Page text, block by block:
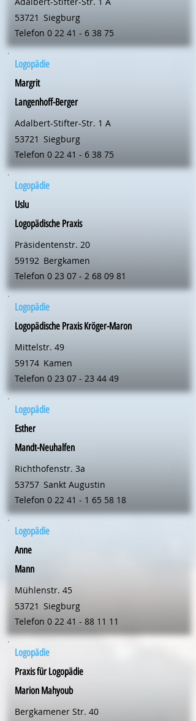
53721 Siegburg
Telefon 0 22 41 - 6 38 75
Logopädie
Margrit
Langenhoff-Berger
Adalbert-Stifter-Str. 1 A
53721 Siegburg
Telefon 0 22 41 - 6 38 75
Logopädie
Uslu
Logopädische Praxis
Präsidentenstr. 20
59192 Bergkamen
Telefon 0 23 07 - 2 68 09 81
Logopädie
Logopädische Praxis Kröger-Maron
Mittelstr. 49
59174 Kamen
Telefon 0 23 07 - 23 44 49
Logopädie
Esther
Mandt-Neuhalfen
Richthofenstr. 3a
53757 Sankt Augustin
Telefon 0 22 41 - 1 65 58 18
Logopädie
Anne
Mann
Mühlenstr. 45
53721 Siegburg
Telefon 0 22 41 - 88 11 11
Logopädie
Praxis für Logopädie
Marion Mahyoub
Bergkamener Str. 40